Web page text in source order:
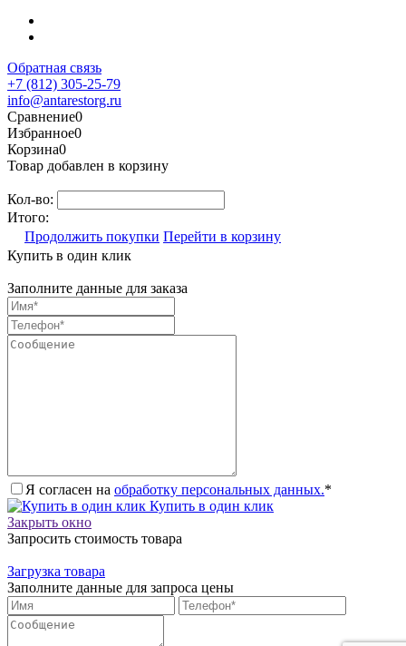
Обратная связь
+7 (812) 305-25-79
info@antarestorg.ru
Сравнение0
Избранное0
Корзина0
Товар добавлен в корзину
Кол-во:
Итого:
Продолжить покупки Перейти в корзину
Купить в один клик
Заполните данные для заказа
Я согласен на обработку персональных данных.*
Купить в один клик
Закрыть окно
Запросить стоимость товара
Загрузка товара
Заполните данные для запроса цены